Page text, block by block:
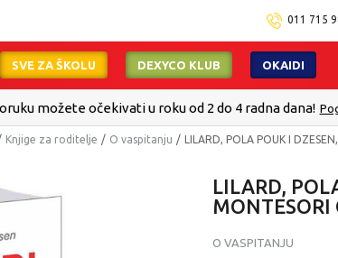
011 715
SVE ZA ŠKOLU DEXYCO KLUB OKAIDI
možete očekivati u roku od 2 do 4 radna dana!
Knjige za roditelje O vaspitanju LILARD, POLA POUK I
LILARD,
MONTESORI
O VASPITANJU